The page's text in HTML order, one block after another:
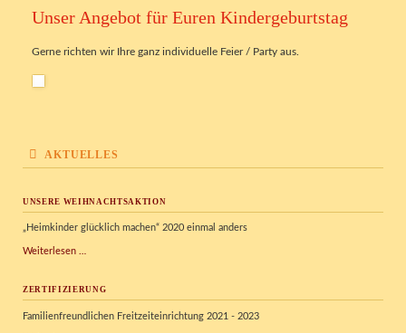
Unser Angebot für Euren Kindergeburtstag
Gerne richten wir Ihre ganz individuelle Feier / Party aus.
AKTUELLES
UNSERE WEIHNACHTSAKTION
„Heimkinder glücklich machen“ 2020 einmal anders
Weiterlesen …
ZERTIFIZIERUNG
Familienfreundlichen Freitzeiteinrichtung 2021 - 2023